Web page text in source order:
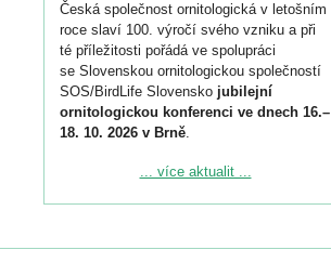
Česká společnost ornitologická v letošním
roce slaví 100. výročí svého vzniku a při
té příležitosti pořádá ve spolupráci
se Slovenskou ornitologickou společností
SOS/BirdLife Slovensko jubilejní
ornitologickou konferenci ve dnech 16.–
18. 10. 2026 v Brně.
Podrobnější informace ke konferenci
Registrovat se můžete do 6. září.
... více aktualit ...